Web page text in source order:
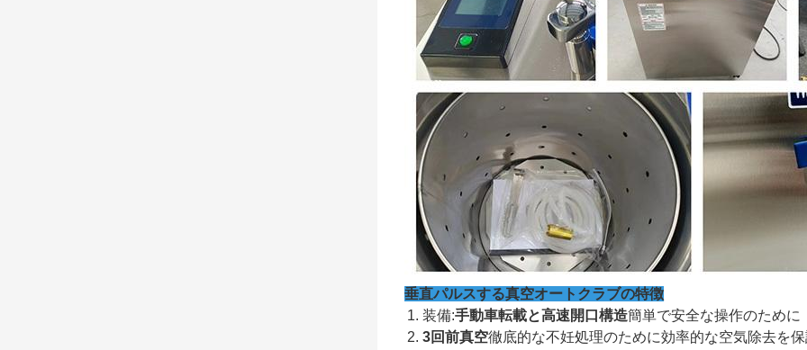
垂直パルスする真空オートクラブの特徴
装備:手動車転載と高速開口構造簡単で安全な操作のために
3回前真空徹底的な不妊処理のために効率的な空気除去を